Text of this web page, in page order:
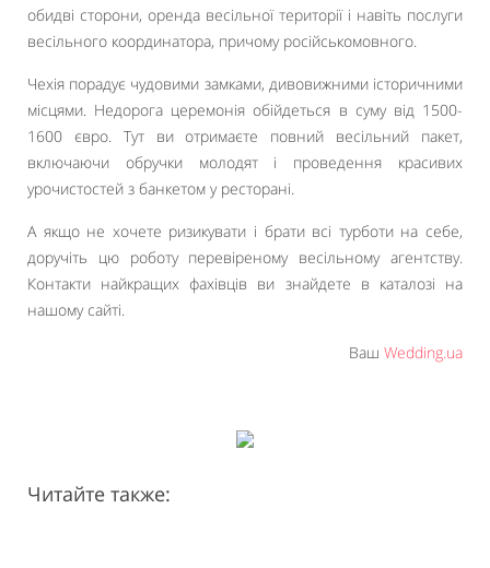
обидві сторони, оренда весільної території і навіть послуги
весільного координатора, причому російськомовного.
Чехія порадує чудовими замками, дивовижними історичними
місцями. Недорога церемонія обійдеться в суму від 1500-
1600 євро. Тут ви отримаєте повний весільний пакет,
включаючи обручки молодят і проведення красивих
урочистостей з банкетом у ресторані.
А якщо не хочете ризикувати і брати всі турботи на себе,
доручіть цю роботу перевіреному весільному агентству.
Контакти найкращих фахівців ви знайдете в каталозі на
нашому сайті.
Ваш Wedding.ua
Читайте также: